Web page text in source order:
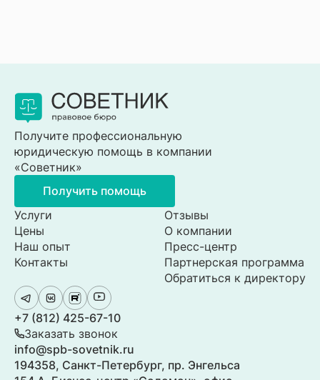
Получите профессиональную
юридическую помощь в компании
«Советник»
Получить помощь
Услуги
Цены
Наш опыт
Контакты
Отзывы
О компании
Пресс-центр
Партнерская программа
Обратиться к директору
+7 (812) 425-67-10
Заказать звонок
info@spb-sovetnik.ru
194358, Санкт-Петербург, пр. Энгельса